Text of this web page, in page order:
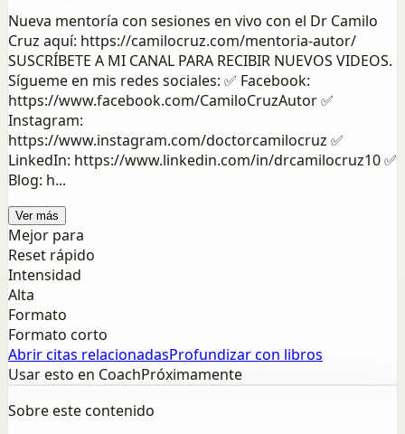
Nueva mentoría con sesiones en vivo con el Dr Camilo
Cruz aquí: https://camilocruz.com/mentoria-autor/
SUSCRÍBETE A MI CANAL PARA RECIBIR NUEVOS VIDEOS.
Sígueme en mis redes sociales: ✅ Facebook:
https://www.facebook.com/CamiloCruzAutor ✅
Instagram:
https://www.instagram.com/doctorcamilocruz ✅
LinkedIn: https://www.linkedin.com/in/drcamilocruz10 ✅
Blog: h...
Ver más
Mejor para
Reset rápido
Intensidad
Alta
Formato
Formato corto
Abrir citas relacionadasProfundizar con libros
Usar esto en CoachPróximamente
Sobre este contenido